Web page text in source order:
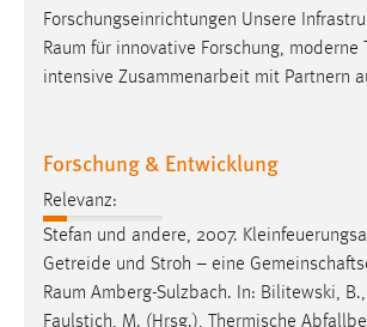
Forschungseinrichtungen Unsere
Raum für innovative Forschung, moderne
intensive Zusammenarbeit mit Partnern
Forschung & Entwicklung
Relevanz:
Stefan und andere, 2007.
Getreide und Stroh – eine
Raum Amberg-Sulzbach. In: Bilitewski,
Faulstich, M. (Hrsg.), Thermische